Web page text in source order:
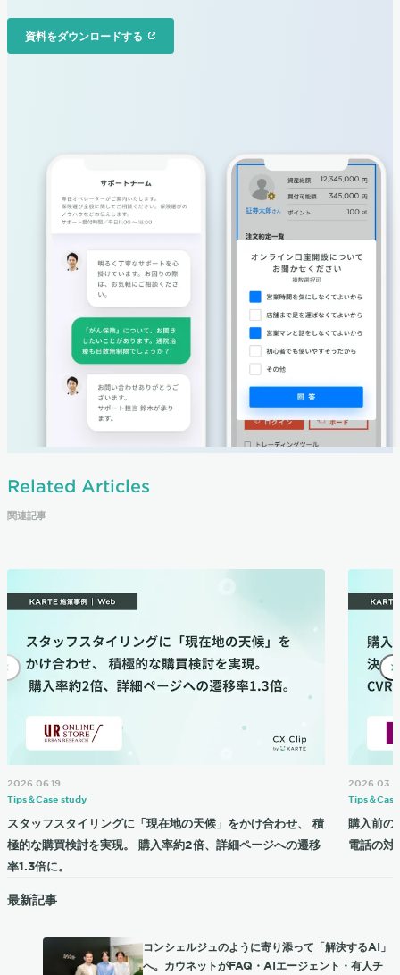
Related Articles
関連記事
2026.06.19
Tips＆Case study
スタッフスタイリングに「現在地の天候」をかけ合わせ、 積
極的な購買検討を実現。 購入率約2倍、詳細ページへの遷移
率1.3倍に。
Tips＆
購入前の
電話の
最新記事
コンシェルジュのように寄り添って「解決するAI」
へ。カウネットがFAQ・AIエージェント・有人チ
資料をダウンロードする